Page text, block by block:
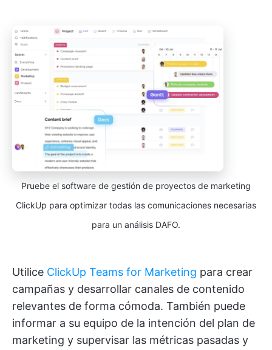
Pruebe el software de gestión de proyectos de marketing
ClickUp para optimizar todas las comunicaciones necesarias
para un análisis DAFO.
Utilice ClickUp Teams for Marketing para crear
campañas y desarrollar canales de contenido
relevantes de forma cómoda. También puede
informar a su equipo de la intención del plan de
marketing y supervisar las métricas pasadas y